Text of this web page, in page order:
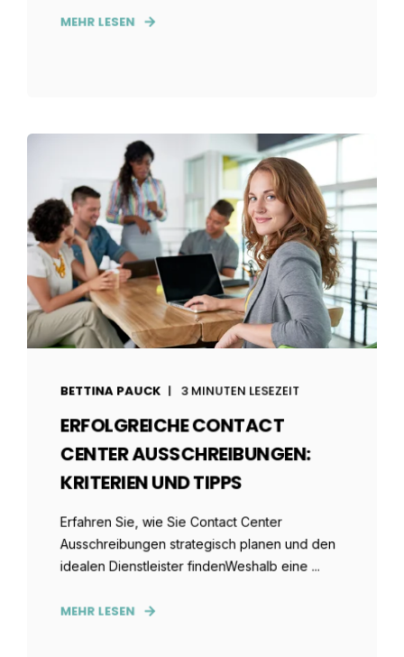
MEHR LESEN
BETTINA PAUCK 3 MINUTEN LESEZEIT
ERFOLGREICHE CONTACT
CENTER AUSSCHREIBUNGEN:
KRITERIEN UND TIPPS
Erfahren Sie, wie Sie Contact Center
Ausschreibungen strategisch planen und den
idealen Dienstleister findenWeshalb eine ...
MEHR LESEN